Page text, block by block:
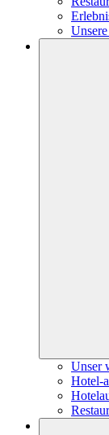
Unser
Hotel-